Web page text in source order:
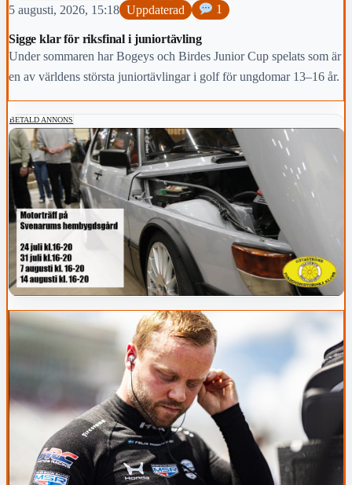
5 augusti, 2026, 15:18 Uppdaterad 1
Sigge klar för riksfinal i juniortävling
Under sommaren har Bogeys och Birdes Junior Cup spelats som är
en av världens största juniortävlingar i golf för ungdomar 13–16 år.
BETALD ANNONS